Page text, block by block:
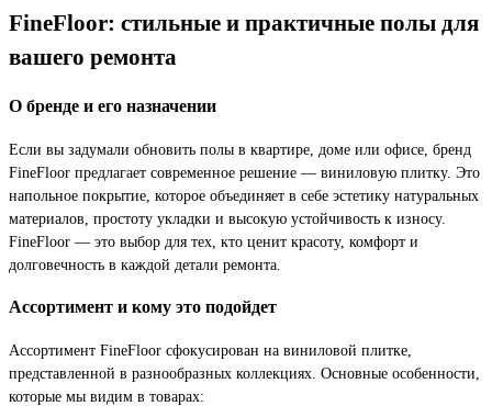
FineFloor: стильные и практичные полы для
вашего ремонта
О бренде и его назначении
Если вы задумали обновить полы в квартире, доме или офисе, бренд
FineFloor предлагает современное решение — виниловую плитку. Это
напольное покрытие, которое объединяет в себе эстетику натуральных
материалов, простоту укладки и высокую устойчивость к износу.
FineFloor — это выбор для тех, кто ценит красоту, комфорт и
долговечность в каждой детали ремонта.
Ассортимент и кому это подойдет
Ассортимент FineFloor сфокусирован на виниловой плитке,
представленной в разнообразных коллекциях. Основные особенности,
которые мы видим в товарах: